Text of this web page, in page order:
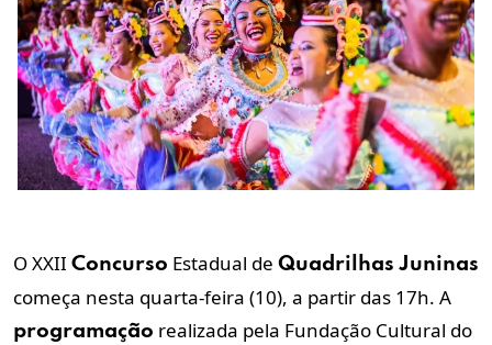
O XXII Concurso Estadual de Quadrilhas Juninas
começa nesta quarta-feira (10), a partir das 17h. A
programação realizada pela Fundação Cultural do